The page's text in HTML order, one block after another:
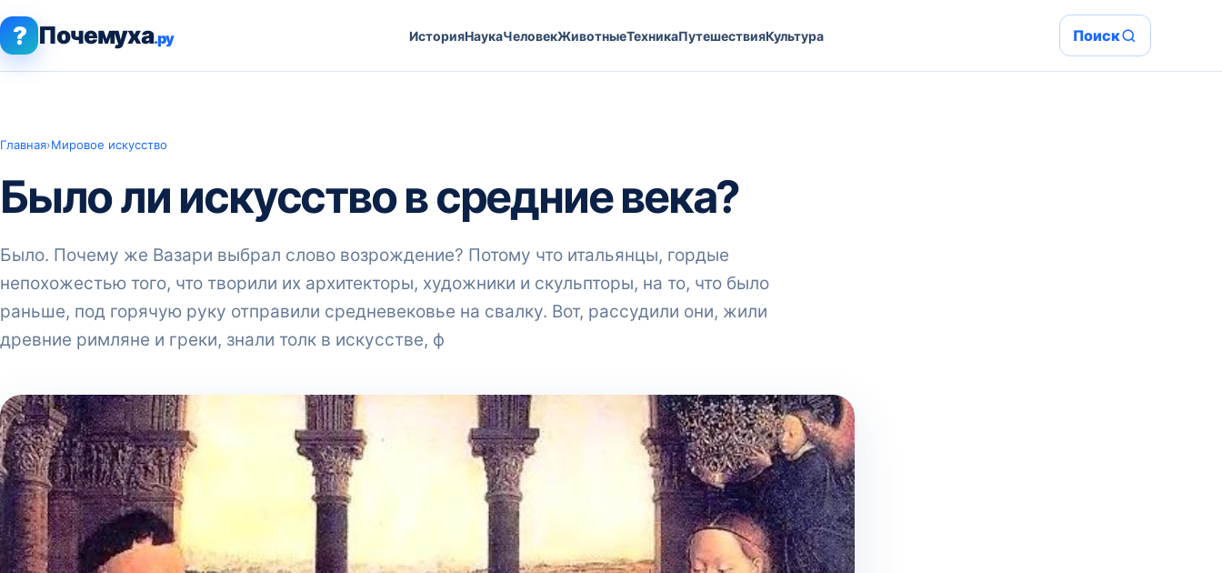
? Почемуха.ру ИсторияНаукаЧеловекЖивотныеТехникаПутешествияКультура Поиск
Главная›Мировое искусство
Было ли искусство в средние века?
Было. Почему же Вазари выбрал слово возрождение? Потому что итальянцы, гордые
непохожестью того, что творили их архитекторы, художники и скульпторы, на то, что было
раньше, под горячую руку отправили средневековье на свалку. Вот, рассудили они, жили
древние римляне и греки, знали толк в искусстве, ф